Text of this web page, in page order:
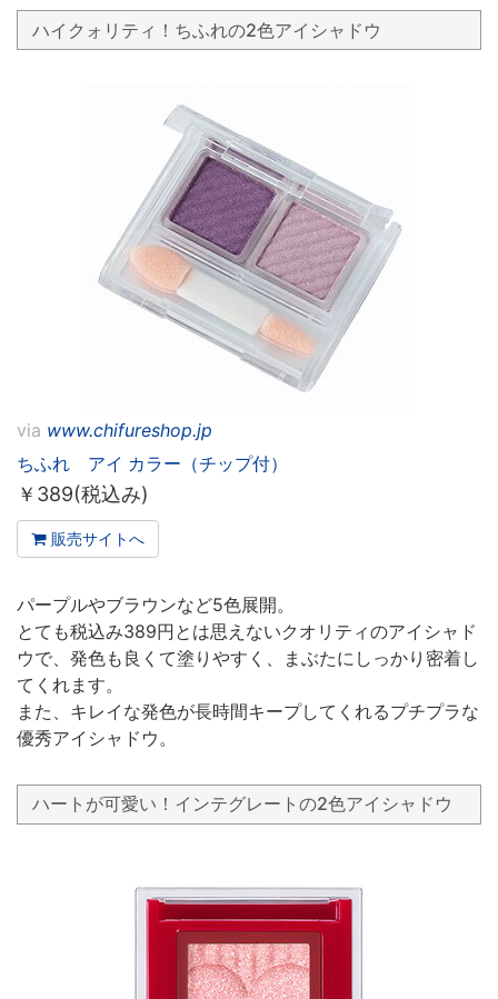
ハイクォリティ！ちふれの2色アイシャドウ
via www.chifureshop.jp
ちふれ アイ カラー（チップ付）
￥ 389(税込み)
販売サイトへ
パープルやブラウンなど5色展開。
とても税込み389円とは思えないクオリティのアイシャド
ウで、発色も良くて塗りやすく、まぶたにしっかり密着し
てくれます。
また、キレイな発色が長時間キープしてくれるプチプラな
優秀アイシャドウ。
ハートが可愛い！インテグレートの2色アイシャドウ